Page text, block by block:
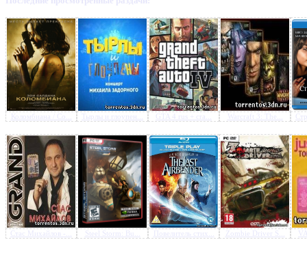
Предлагаем скачать
Ганц 2: Идеальный ответ
HDRip-AVC»
Коломбиана / Co... Тырлы и глоупен... GTA 4 rus + cra... Warcraft 3: The...
Стас Михайлов -... Steel Storm: Bu... Повелитель стих... Zombie Driver S...